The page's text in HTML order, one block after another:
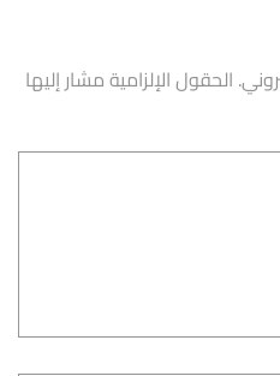
الحقول الإلزامية مشار إليها